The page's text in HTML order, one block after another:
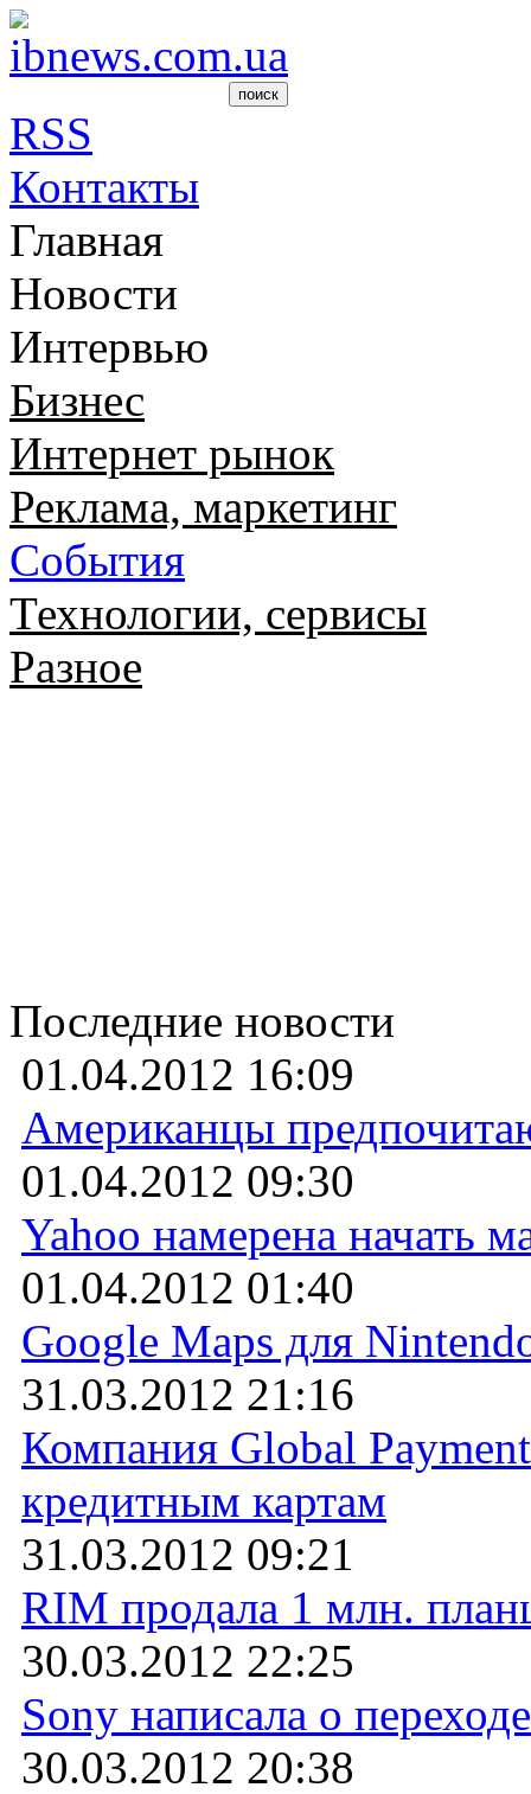
RSS
Контакты
Главная
Новости
Интервью
Бизнес
Интернет рынок
Реклама, маркетинг
События
Технологии, сервисы
Разное
Последние новости
01.04.2012 16:09
Американцы
01.04.2012 09:30
Yahoo намерена начать
01.04.2012 01:40
Google Maps для
31.03.2012 21:16
Компания Global
кредитным картам
31.03.2012 09:21
RIM продала 1 млн.
30.03.2012 22:25
Sony написала о
30.03.2012 20:38